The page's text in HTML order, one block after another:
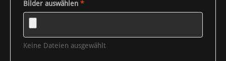
Bilder auswählen *
Keine Dateien ausgewählt